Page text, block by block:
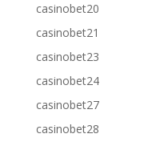
casinobet20
casinobet21
casinobet23
casinobet24
casinobet27
casinobet28